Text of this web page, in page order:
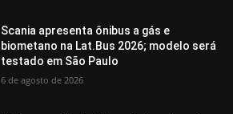
Scania apresenta ônibus a gás e
biometano na Lat.Bus 2026; modelo será
testado em São Paulo
6 de agosto de 2026